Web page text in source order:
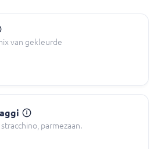
van gekleurde
parmezaan.